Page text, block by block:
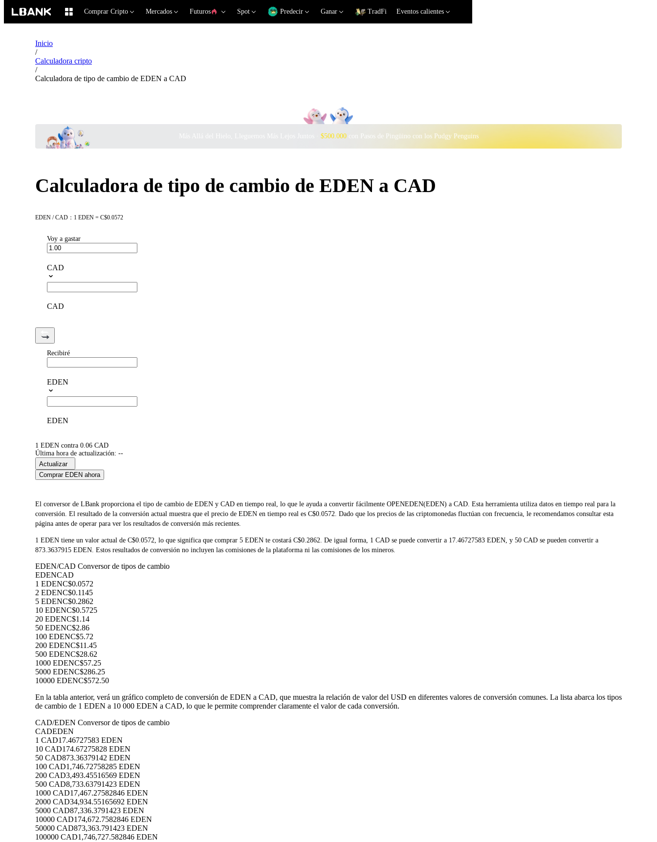
Comprar Cripto Mercados Futuros Spot Predecir Ganar TradFi Eventos calientes
Inicio
/
Calculadora cripto
/
Calculadora de tipo de cambio de EDEN a CAD
Más Allá del Hielo, Lleguemos Más Lejos Juntos · $500.000con Pasos de Pingüino con los Pudgy Penguins
Calculadora de tipo de cambio de EDEN a CAD
EDEN / CAD：1 EDEN = C$0.0572
Voy a gastar
CAD
CAD
Recibiré
EDEN
EDEN
1 EDEN contra 0.06 CAD
Última hora de actualización: --
Actualizar
Comprar EDEN ahora
El conversor de LBank proporciona el tipo de cambio de EDEN y CAD en tiempo real, lo que le ayuda a convertir fácilmente OPENEDEN(EDEN) a CAD. Esta herramienta utiliza datos en tiempo real para la
conversión. El resultado de la conversión actual muestra que el precio de EDEN en tiempo real es C$0.0572. Dado que los precios de las criptomonedas fluctúan con frecuencia, le recomendamos consultar esta
página antes de operar para ver los resultados de conversión más recientes.
1 EDEN tiene un valor actual de C$0.0572, lo que significa que comprar 5 EDEN te costará C$0.2862. De igual forma, 1 CAD se puede convertir a 17.46727583 EDEN, y 50 CAD se pueden convertir a
873.3637915 EDEN. Estos resultados de conversión no incluyen las comisiones de la plataforma ni las comisiones de los mineros.
EDEN/CAD Conversor de tipos de cambio
EDENCAD
1 EDENC$0.0572
2 EDENC$0.1145
5 EDENC$0.2862
10 EDENC$0.5725
20 EDENC$1.14
50 EDENC$2.86
100 EDENC$5.72
200 EDENC$11.45
500 EDENC$28.62
1000 EDENC$57.25
5000 EDENC$286.25
10000 EDENC$572.50
En la tabla anterior, verá un gráfico completo de conversión de EDEN a CAD, que muestra la relación de valor del USD en diferentes valores de conversión comunes. La lista abarca los tipos
de cambio de 1 EDEN a 10 000 EDEN a CAD, lo que le permite comprender claramente el valor de cada conversión.
CAD/EDEN Conversor de tipos de cambio
CADEDEN
1 CAD17.46727583 EDEN
10 CAD174.67275828 EDEN
50 CAD873.36379142 EDEN
100 CAD1,746.72758285 EDEN
200 CAD3,493.45516569 EDEN
500 CAD8,733.63791423 EDEN
1000 CAD17,467.27582846 EDEN
2000 CAD34,934.55165692 EDEN
5000 CAD87,336.3791423 EDEN
10000 CAD174,672.7582846 EDEN
50000 CAD873,363.791423 EDEN
100000 CAD1,746,727.582846 EDEN